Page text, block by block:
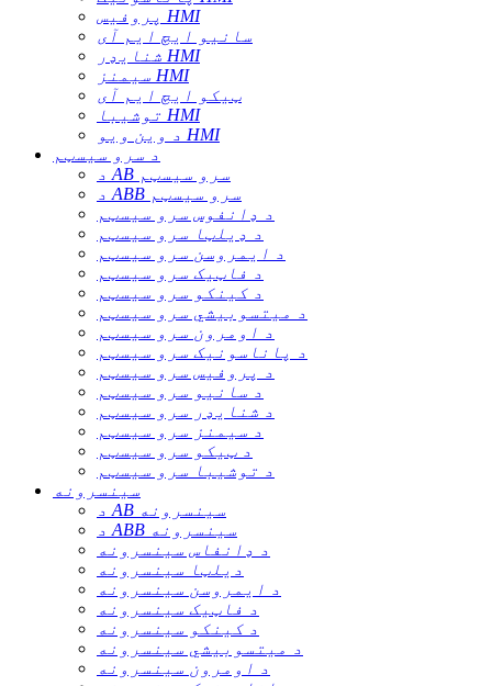
پروفیس HMI
سانیو ایچ ایم آی
شنایډر HMI
سیمنز HMI
ټیکو ایچ ایم آی
توشیبا HMI
د وین ویو HMI
د سرو سیسټم
د AB سرو سیسټم
د ABB سرو سیسټم
د ډانفوس سرو سیسټم
د ډیلټا سرو سیسټم
د ایمروسن سرو سیسټم
د فاټیک سرو سیسټم
د کینکو سرو سیسټم
د میتسوبیشي سرو سیسټم
د اومرون سرو سیسټم
د پاناسونیک سرو سیسټم
د پروفیس سرو سیسټم
د سانیو سرو سیسټم
د شنایډر سرو سیسټم
د سیمنز سرو سیسټم
د ټیکو سرو سیسټم
د توشیبا سرو سیسټم
سینسرونه
د AB سینسرونه
د ABB سینسرونه
د ډانفاس سینسرونه
دیلټا سینسرونه
د ایمروسن سینسرونه
د فاټیک سینسرونه
د کینکو سینسرونه
د میتسوبیشي سینسرونه
د اومرون سینسرونه